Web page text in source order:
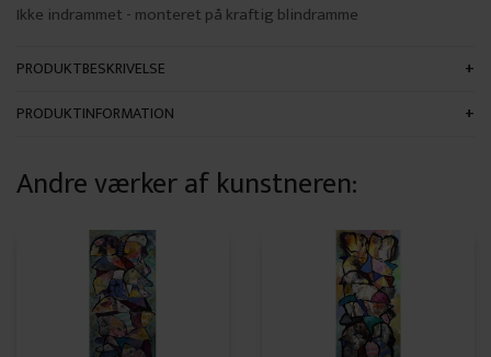
Ikke indrammet - monteret på kraftig blindramme
PRODUKTBESKRIVELSE
PRODUKTINFORMATION
Andre værker af kunstneren: